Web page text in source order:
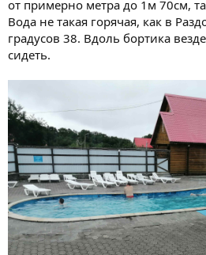
от примерно метра до 1м 70см,
Вода не такая горячая, как в
градусов 38. Вдоль бортика
сидеть.